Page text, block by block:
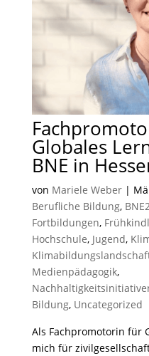
Globales
BNE in
von Mariele Weber|
Berufliche Bildung,
Fortbildungen,
Hochschule, Jugend,
Medienpädagogik,
Bildung, Uncategorized
Als Fachpromotorin für
mich für